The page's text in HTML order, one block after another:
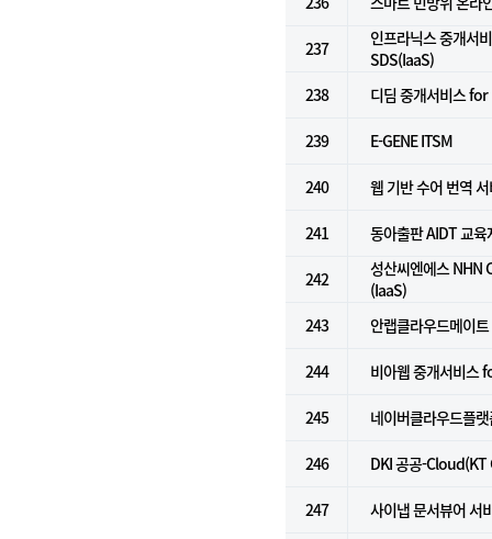
237
인프라닉스 중개서
SDS(IaaS)
238
디딤 중개서비스
239 E-GENE ITSM
240 웹 기반 수어 번역
241 동아출판 AIDT 교육
242
성산씨엔에스 NHN
(IaaS)
243
안랩클라우드메이
244 비아웹 중개서비스
245 네이버클라우드플
246 DKI 공공-
247 사이냅 문서뷰어 서